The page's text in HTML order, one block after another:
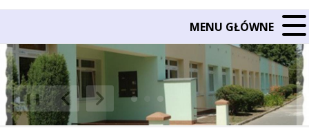
MENU GŁÓWNE
Poprzedni Element
Następny Element
❚❚